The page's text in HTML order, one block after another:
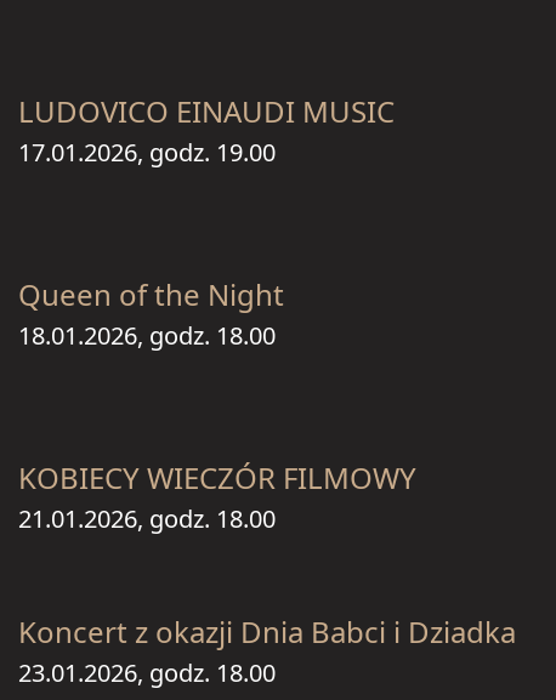
LUDOVICO EINAUDI MUSIC
17.01.2026, godz. 19.00
Queen of the Night
18.01.2026, godz. 18.00
KOBIECY WIECZÓR FILMOWY
21.01.2026, godz. 18.00
Koncert z okazji Dnia Babci i Dziadka
23.01.2026, godz. 18.00